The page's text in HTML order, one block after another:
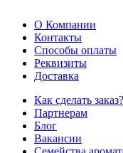
О Компании
Контакты
Способы оплаты
Реквизиты
Доставка
Как сделать заказ?
Партнерам
Блог
Вакансии